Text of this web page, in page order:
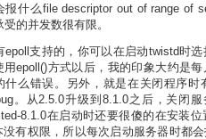
报什么file descriptor out of range of
的并发数很有限。
epoll支持的，你可以在启动twistd时
用epoll()方式以后，我的印象大约是
什么错误。另外，就是在关闭程序时
。从2.5.0升级到8.1.0之后，关闭
8.1.0在启动时还要很傻的在安装
没有权限，所以每次启动服务器时都